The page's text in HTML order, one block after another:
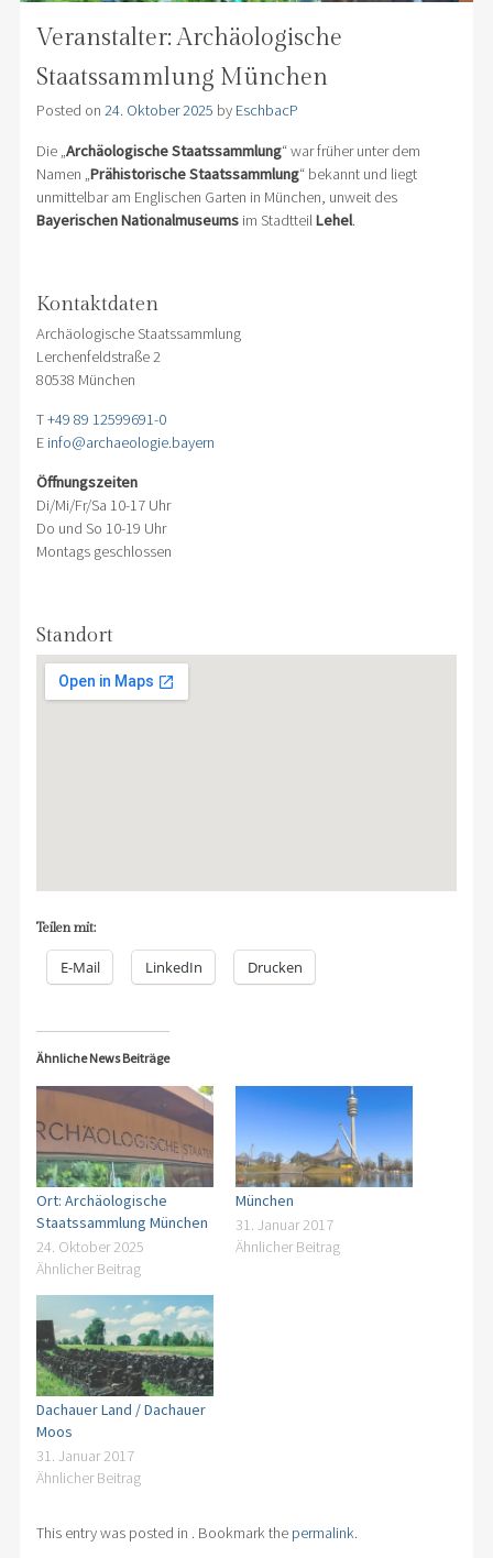
Veranstalter: Archäologische
Staatssammlung München
Posted on 24. Oktober 2025 by EschbacP
Die „Archäologische Staatssammlung“ war früher unter dem
Namen „Prähistorische Staatssammlung“ bekannt und liegt
unmittelbar am Englischen Garten in München, unweit des
Bayerischen Nationalmuseumsim StadtteilLehel.
Kontaktdaten
Archäologische Staatssammlung
Lerchenfeldstraße 2
80538 München
T+49 89 12599691-0
E info@archaeologie.bayern
Öffnungszeiten
Di/Mi/Fr/Sa 10-17 Uhr
Do und So 10-19 Uhr
Montags geschlossen
Standort
Teilen mit:
E-Mail LinkedIn Drucken
Ähnliche News Beiträge
Ort: Archäologische
Staatssammlung München
24. Oktober 2025
Ähnlicher Beitrag
München
31. Januar 2017
Ähnlicher Beitrag
Dachauer Land / Dachauer
Moos
31. Januar 2017
Ähnlicher Beitrag
This entry was posted in . Bookmark the permalink.